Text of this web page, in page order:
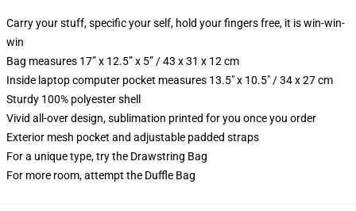
Carry your stuff, specific your self, hold your fingers free, it is win-win-
win
Bag measures 17” x 12.5” x 5” / 43 x 31 x 12 cm
Inside laptop computer pocket measures 13.5" x 10.5" / 34 x 27 cm
Sturdy 100% polyester shell
Vivid all-over design, sublimation printed for you once you order
Exterior mesh pocket and adjustable padded straps
For a unique type, try the Drawstring Bag
For more room, attempt the Duffle Bag